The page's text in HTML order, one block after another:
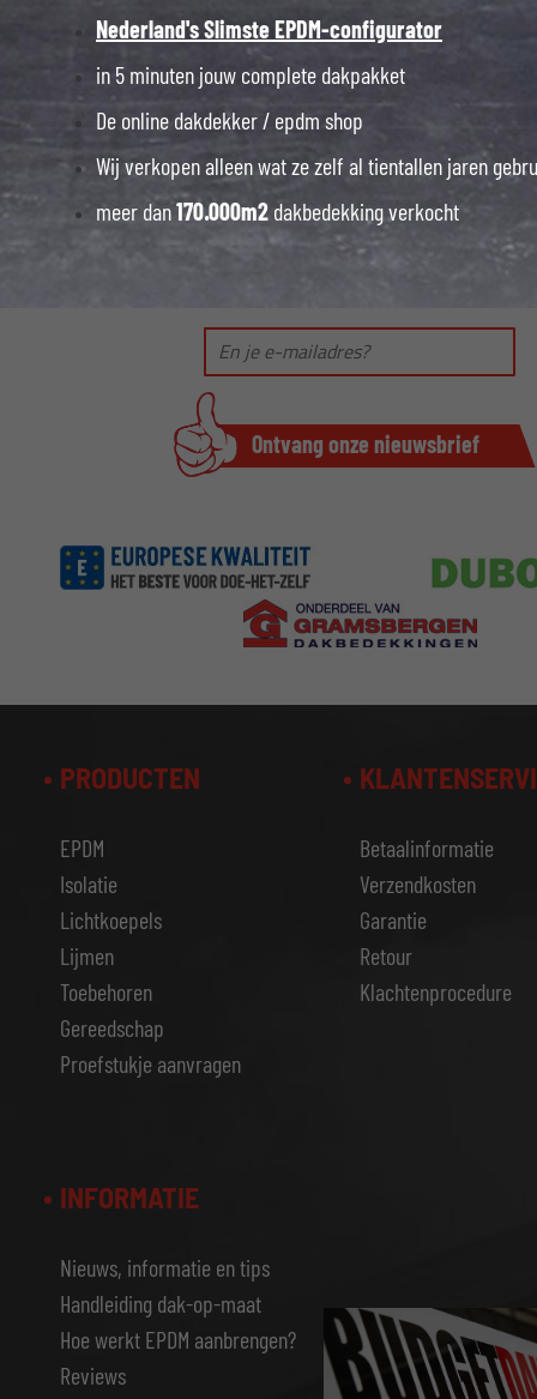
Nederland's Slimste EPDM-configurator
in 5 minuten jouw complete dakpakket
De online dakdekker / epdm shop
Wij verkopen alleen wat ze zelf al tientallen jaren
meer dan 170.000m2 dakbedekking verkocht
PRODUCTEN
EPDM
Isolatie
Lichtkoepels
Lijmen
Toebehoren
Gereedschap
Proefstukje aanvragen
Betaalinformatie
Verzendkosten
Garantie
Retour
Klachtenprocedure
INFORMATIE
Nieuws, informatie en tips
Handleiding dak-op-maat
Hoe werkt EPDM aanbrengen?
Reviews